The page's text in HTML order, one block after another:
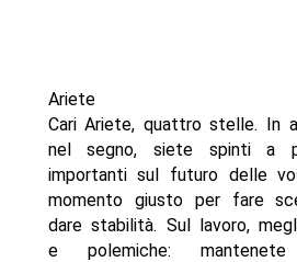
Ariete
Cari Ariete, quattro stelle. In
nel segno, siete spinti a
importanti sul futuro delle
momento giusto per fare
dare stabilità. Sul lavoro,
e polemiche: